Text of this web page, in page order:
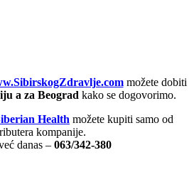
možete dobiti
a za Beograd kako se dogovorimo.
Health možete kupiti samo od
kompanije.
danas – 063/342-380